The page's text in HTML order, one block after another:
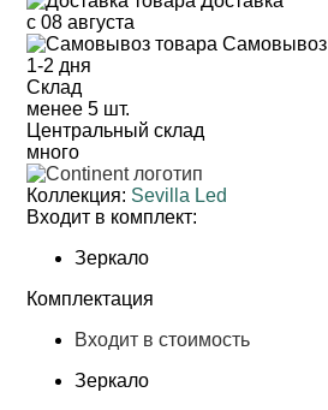
с 08 августа
Самовывоз
1-2 дня
Cклад
менее 5 шт.
Центральный склад
много
Коллекция: Sevilla Led
Входит в комплект:
Зеркало
Комплектация
Входит в стоимость
Зеркало